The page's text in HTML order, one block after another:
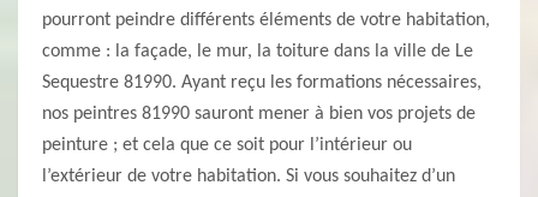
pourront peindre différents éléments de votre habitation,
comme : la façade, le mur, la toiture dans la ville de Le
Sequestre 81990. Ayant reçu les formations nécessaires,
nos peintres 81990 sauront mener à bien vos projets de
peinture ; et cela que ce soit pour l’intérieur ou
l’extérieur de votre habitation. Si vous souhaitez d’un